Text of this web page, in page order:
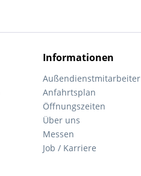
Informationen
Außendienstmitarbeiter
Anfahrtsplan
Öffnungszeiten
Über uns
Messen
Job / Karriere